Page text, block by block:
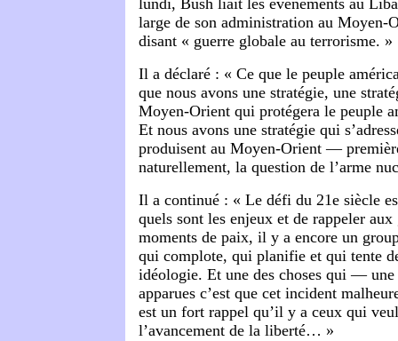
lundi, Bush liait les événements au
large de son administration au Moyen-
disant « guerre globale au terrorisme. »
Il a déclaré : « Ce que le peuple
que nous avons une stratégie, une
Moyen-Orient qui protégera le peuple
Et nous avons une stratégie qui
produisent au Moyen-Orient —
naturellement, la question de l’arme
Il a continué : « Le défi du 21e siècle
quels sont les enjeux et de rappeler aux
moments de paix, il y a encore un
qui complote, qui planifie et qui tente
idéologie. Et une des choses qui — une
apparues c’est que cet incident
est un fort rappel qu’il y a ceux qui
l’avancement de la liberté… »